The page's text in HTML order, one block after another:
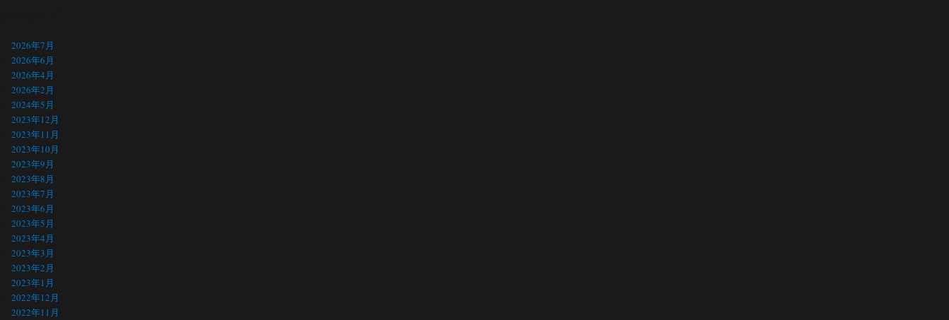
2026年7月
2026年6月
2026年4月
2026年2月
2024年5月
2023年12月
2023年11月
2023年10月
2023年9月
2023年8月
2023年7月
2023年6月
2023年5月
2023年4月
2023年3月
2023年2月
2023年1月
2022年12月
2022年11月